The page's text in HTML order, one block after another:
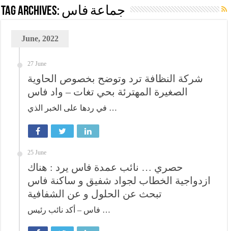
Tag Archives: جماعة فاس
June, 2022
27 June
شركة النظافة ترد وتوضح بخصوص الحاوية
الصغيرة المهترئة بحي تغات – واد فاس
في ردها على الخبر الذي …
25 June
حصري … نائب عمدة فاس يرد : هناك
ازدواجية الخطاب لجواد شفيق و ساكنة فاس
تبحث عن الحلول و عن الشفافية
فاس – أكد نائب رئيس …